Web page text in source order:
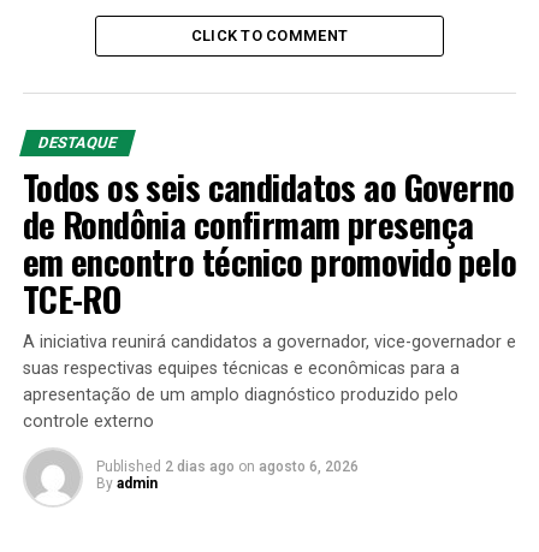
Nova 364 Concessionária de Rodovia e a Polícia
Rodoviária Federal – PRFse unem para mais uma ação
em prol da vida. Desde quinta-feira, 12, foram iniciadas
consciência de dirigir com responsabilidade no feriado
de carnaval.
Equipes da concessionária participaram das abordagens
na BR-364 em Ji-Paraná e Pimenta Bueno com a
distribuição de material informativo. O período festivo
exige atenção redobrada dos condutores, especialmente
em relação a comportamentos que ainda figuram entre
as principais causas de acidentes nas rodovias, como
dirigir sob efeito de álcool, exceder os limites de
velocidade, utilizar o celular ao volante, realizar
ultrapassagens proibidas e conduzir o veículo com sono.
De acordo com Thalisson Paulino, supervisor de
CLICK TO COMMENT
DESTAQUE
Todos os seis candidatos ao Governo
de Rondônia confirmam presença
em encontro técnico promovido pelo
TCE-RO
A iniciativa reunirá candidatos a governador, vice-governador e
suas respectivas equipes técnicas e econômicas para a
apresentação de um amplo diagnóstico produzido pelo
controle externo
Published 2 dias ago on agosto 6, 2026
By admin